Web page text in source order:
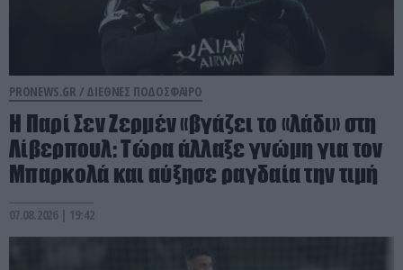
PRONEWS.GR / ΔΙΕΘΝΕΣ ΠΟΔΟΣΦΑΙΡΟ
H Παρί Σεν Ζερμέν «βγάζει το «λάδι» στη
Λίβερπουλ: Τώρα άλλαξε γνώμη για τον
Μπαρκολά και αύξησε ραγδαία την τιμή
07.08.2026 | 19:42